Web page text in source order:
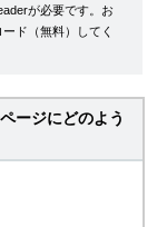
が必要です。お
ド（無料）してく
ージにどのよう